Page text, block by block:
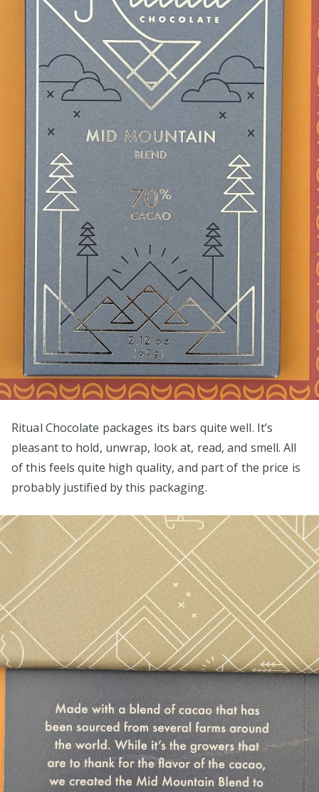
Ritual Chocolate packages its bars quite well. It’s
pleasant to hold, unwrap, look at, read, and smell. All
of this feels quite high quality, and part of the price is
probably justified by this packaging.